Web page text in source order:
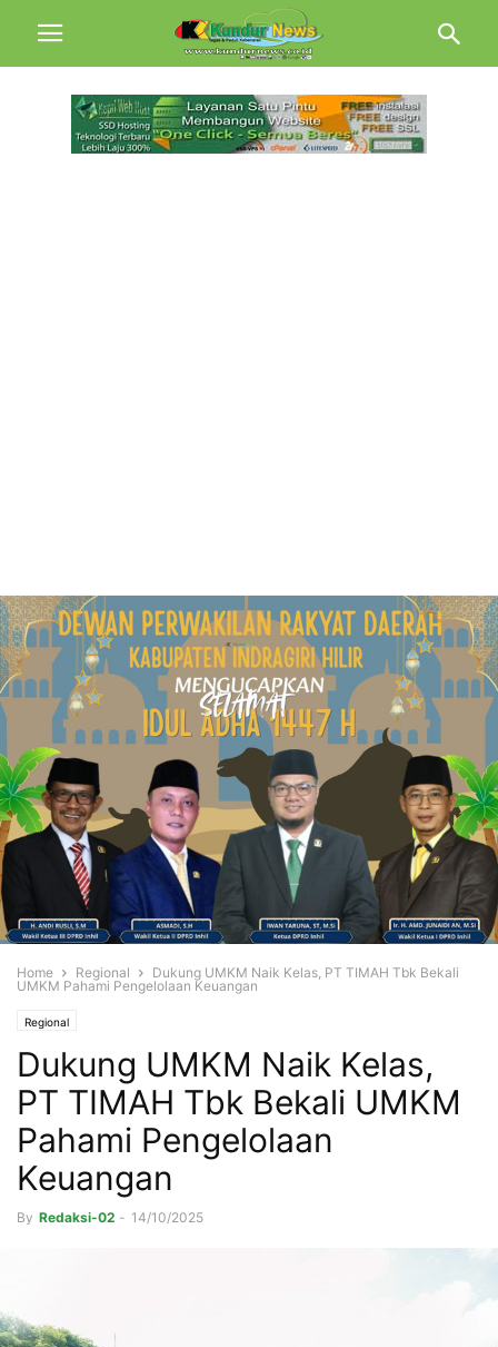
Home Regional
Dukung UMKM Naik Kelas, PT TIMAH Tbk Bekali
UMKM Pahami Pengelolaan Keuangan
Regional
Dukung UMKM Naik Kelas,
PT TIMAH Tbk Bekali UMKM
Pahami Pengelolaan
Keuangan
By Redaksi-02 - 14/10/2025